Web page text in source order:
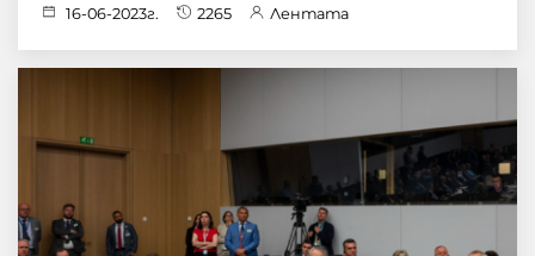
16-06-2023г. 2265 Лентата